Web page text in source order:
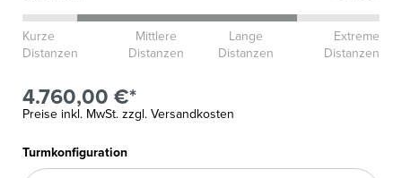
Kurze
Distanzen
Mittlere
Distanzen
Lange
Distanzen
Extreme
Distanzen
4.760,00 €*
Preise inkl. MwSt. zzgl. Versandkosten
Turmkonfiguration